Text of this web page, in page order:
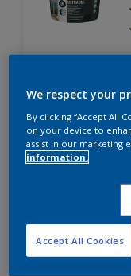
We respect your
By clicking “Accept All
on your device to
assist in our marketing
information.
Accept All Cookies